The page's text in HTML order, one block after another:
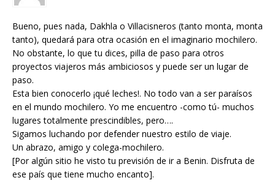
Bueno, pues nada, Dakhla o Villacisneros (tanto monta, monta
tanto), quedará para otra ocasión en el imaginario mochilero.
No obstante, lo que tu dices, pilla de paso para otros
proyectos viajeros más ambiciosos y puede ser un lugar de
paso.
Esta bien conocerlo ¡qué leches!. No todo van a ser paraísos
en el mundo mochilero. Yo me encuentro -como tú- muchos
lugares totalmente prescindibles, pero….
Sigamos luchando por defender nuestro estilo de viaje.
Un abrazo, amigo y colega-mochilero.
[Por algún sitio he visto tu previsión de ir a Benin. Disfruta de
ese país que tiene mucho encanto].